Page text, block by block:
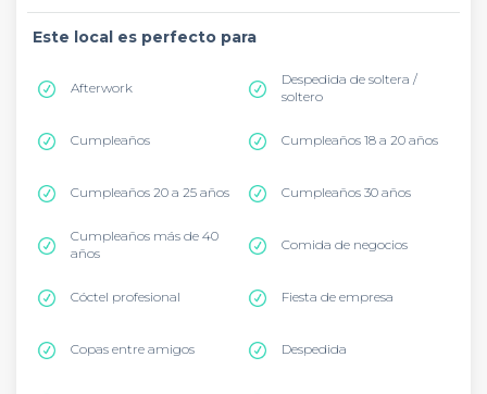
Este local es perfecto para
Afterwork
Despedida de soltera /
soltero
Cumpleaños Cumpleaños 18 a 20 años
Cumpleaños 20 a 25 años Cumpleaños 30 años
Cumpleaños más de 40
años
Comida de negocios
Cóctel profesional Fiesta de empresa
Copas entre amigos Despedida